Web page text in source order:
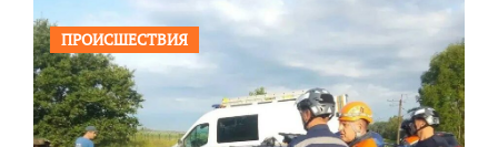
ПРОИСШЕСТВИЯ